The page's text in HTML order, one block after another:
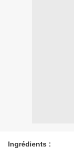
Ingrédients :